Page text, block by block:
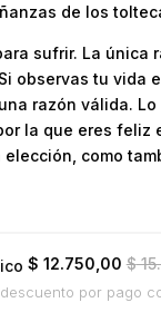
de los
sufrir. La única
observas tu vida
razón válida.
la que eres feliz
como
$ 12.750,00 $
descuento por pago